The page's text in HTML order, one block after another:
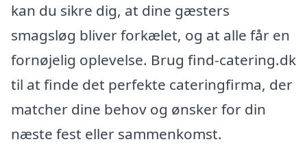
kan du sikre dig, at dine gæsters
smagsløg bliver forkælet, og at alle får en
fornøjelig oplevelse. Brug find-catering.dk
til at finde det perfekte cateringfirma, der
matcher dine behov og ønsker for din
næste fest eller sammenkomst.